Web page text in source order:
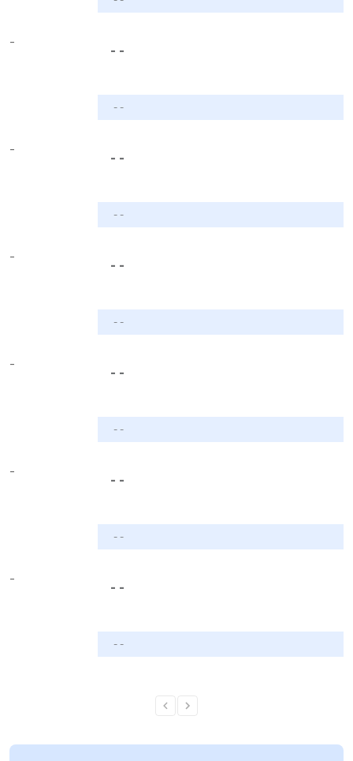
-
- -
- -
-
- -
- -
-
- -
- -
-
- -
- -
-
- -
- -
-
- -
- -